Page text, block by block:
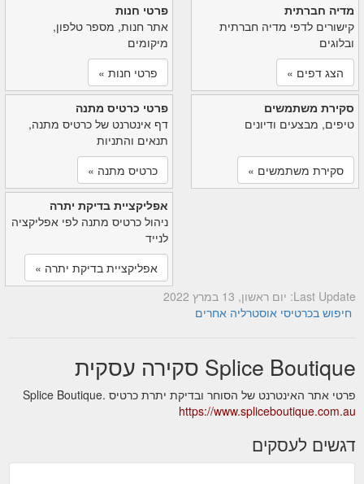
פרטי חנות
אתר חנות, מספר טלפון,
מיקומים
פרטי חנות »
מדיה חברתית
קישורים לדפי מדיה חברתית
ובלוגים
הצג דפים »
פרטי כרטיס מתנה
דף אינטרנט של כרטיס מתנה,
תנאים והתניות
כרטיס מתנה »
סקירת משתמשים
טיפים, מבצעים ודיונים
סקירת משתמשים »
אפליקציית בדיקת יתרה
ניהול כרטיס מתנה לפי אפליקציה
לנייד
אפליקציית בדיקת יתרה »
Last Update: יום ראשון, 13 במרץ 2022
חיפוש בכרטיסי אוסטרליה אחרים
Splice Boutique סקירה עסקית
פרטי אתר האינטרנט של הסוחר ובדיקת יתרת כרטיס Splice Boutique.
https://www.spliceboutique.com.au
דגשים לעסקים